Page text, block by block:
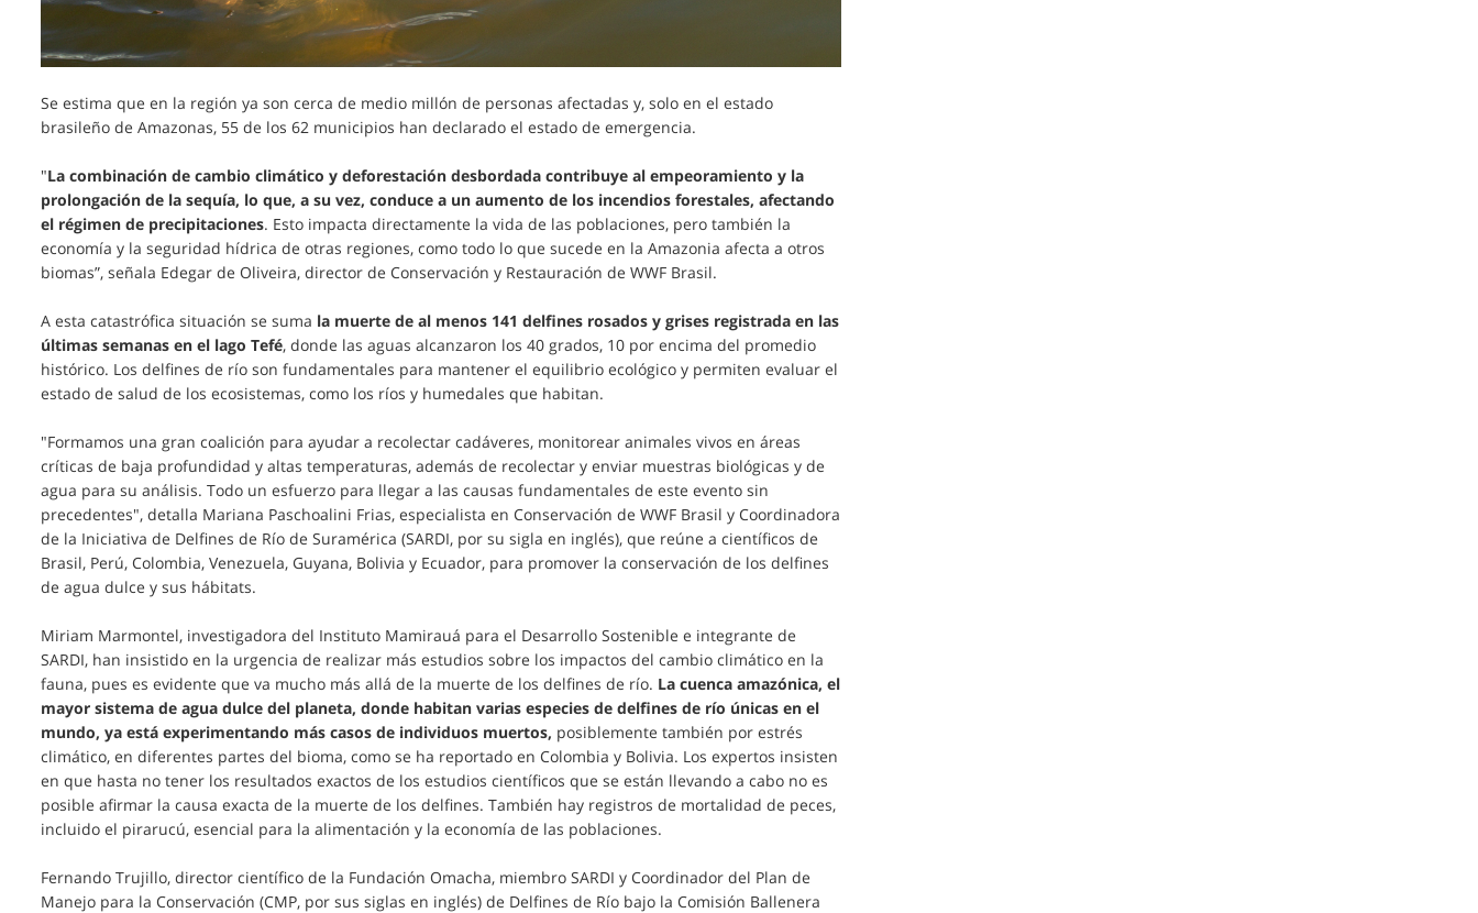
Se estima que en la región ya son cerca de medio millón de personas afectadas y, solo en el estado
brasileño de Amazonas, 55 de los 62 municipios han declarado el estado de emergencia.
"La combinación de cambio climático y deforestación desbordada contribuye al empeoramiento y la
prolongación de la sequía, lo que, a su vez, conduce a un aumento de los incendios forestales, afectando
el régimen de precipitaciones. Esto impacta directamente la vida de las poblaciones, pero también la
economía y la seguridad hídrica de otras regiones, como todo lo que sucede en la Amazonia afecta a otros
biomas”, señala Edegar de Oliveira, director de Conservación y Restauración de WWF Brasil.
A esta catastrófica situación se suma la muerte de al menos 141 delfines rosados y grises registrada en las
últimas semanas en el lago Tefé, donde las aguas alcanzaron los 40 grados, 10 por encima del promedio
histórico. Los delfines de río son fundamentales para mantener el equilibrio ecológico y permiten evaluar el
estado de salud de los ecosistemas, como los ríos y humedales que habitan.
"Formamos una gran coalición para ayudar a recolectar cadáveres, monitorear animales vivos en áreas
críticas de baja profundidad y altas temperaturas, además de recolectar y enviar muestras biológicas y de
agua para su análisis. Todo un esfuerzo para llegar a las causas fundamentales de este evento sin
precedentes", detalla Mariana Paschoalini Frias, especialista en Conservación de WWF Brasil y Coordinadora
de la Iniciativa de Delfines de Río de Suramérica (SARDI, por su sigla en inglés), que reúne a científicos de
Brasil, Perú, Colombia, Venezuela, Guyana, Bolivia y Ecuador, para promover la conservación de los delfines
de agua dulce y sus hábitats.
Miriam Marmontel, investigadora del Instituto Mamirauá para el Desarrollo Sostenible e integrante de
SARDI, han insistido en la urgencia de realizar más estudios sobre los impactos del cambio climático en la
fauna, pues es evidente que va mucho más allá de la muerte de los delfines de río. La cuenca amazónica, el
mayor sistema de agua dulce del planeta, donde habitan varias especies de delfines de río únicas en el
mundo, ya está experimentando más casos de individuos muertos, posiblemente también por estrés
climático, en diferentes partes del bioma, como se ha reportado en Colombia y Bolivia. Los expertos insisten
en que hasta no tener los resultados exactos de los estudios científicos que se están llevando a cabo no es
posible afirmar la causa exacta de la muerte de los delfines. También hay registros de mortalidad de peces,
incluido el pirarucú, esencial para la alimentación y la economía de las poblaciones.
Fernando Trujillo, director científico de la Fundación Omacha, miembro SARDI y Coordinador del Plan de
Manejo para la Conservación (CMP, por sus siglas en inglés) de Delfines de Río bajo la Comisión Ballenera